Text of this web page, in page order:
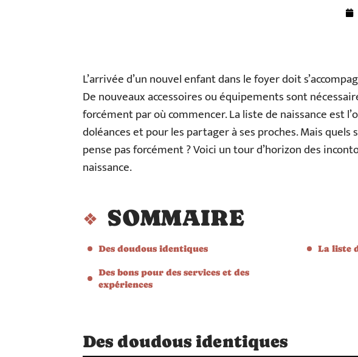
L’arrivée d’un nouvel enfant dans le foyer doit
De nouveaux accessoires ou équipements sont
forcément par où commencer. La liste de naissance est
doléances et pour les partager à ses proches. Mais quels
pense pas forcément ? Voici un tour d’horizon des
naissance.
SOMMAIRE
Des doudous identiques
Des bons pour des services et des
expériences
La liste
Des doudous identiques